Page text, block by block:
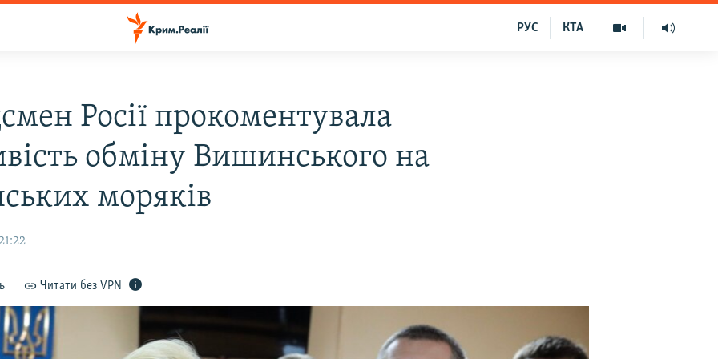
КТА
РУС
Росії прокоментувала
обміну Вишинського на
моряків
Читати без VPN